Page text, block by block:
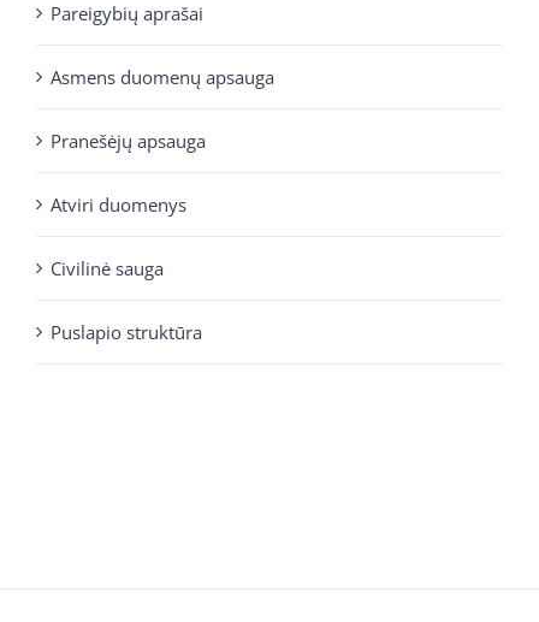
Pareigybių aprašai
Asmens duomenų apsauga
Pranešėjų apsauga
Atviri duomenys
Civilinė sauga
Puslapio struktūra